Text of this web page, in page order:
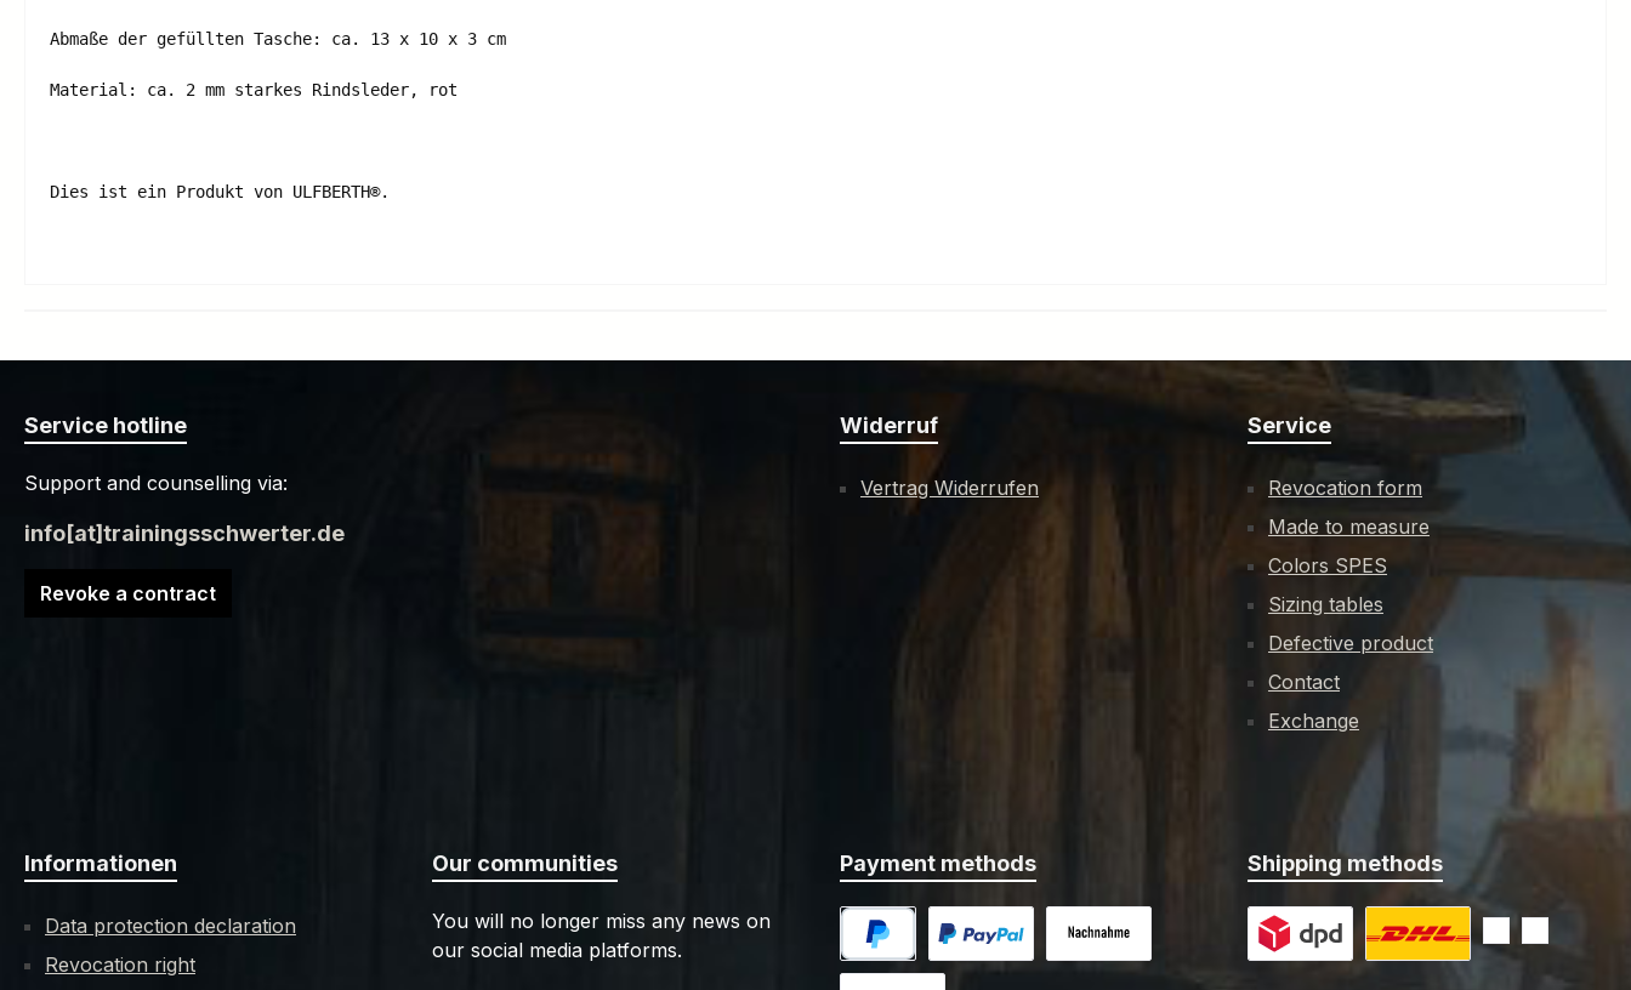
Abmaße der gefüllten Tasche: ca. 13 x 10 x 3 cm
Material: ca. 2 mm starkes Rindsleder, rot
Dies ist ein Produkt von ULFBERTH®.
Service hotline
Support and counselling via:
info[at]trainingsschwerter.de
Revoke a contract
Widerruf
Vertrag Widerrufen
Service
Revocation form
Made to measure
Colors SPES
Sizing tables
Defective product
Contact
Exchange
Informationen
Data protection declaration
Revocation right
Our communities
You will no longer miss any news on
our social media platforms.
Payment methods
PayPal Cash on delivery
Custom image 1
Shipping methods